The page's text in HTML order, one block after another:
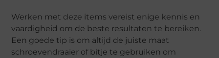
Werken met deze items vereist enige kennis en
vaardigheid om de beste resultaten te bereiken.
Een goede tip is om altijd de juiste maat
schroevendraaier of bitje te gebruiken om